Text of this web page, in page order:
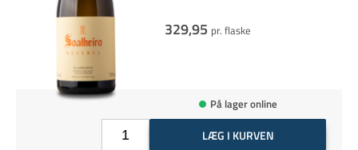
329,95 pr. flaske
På lager online
LÆG I KURVEN